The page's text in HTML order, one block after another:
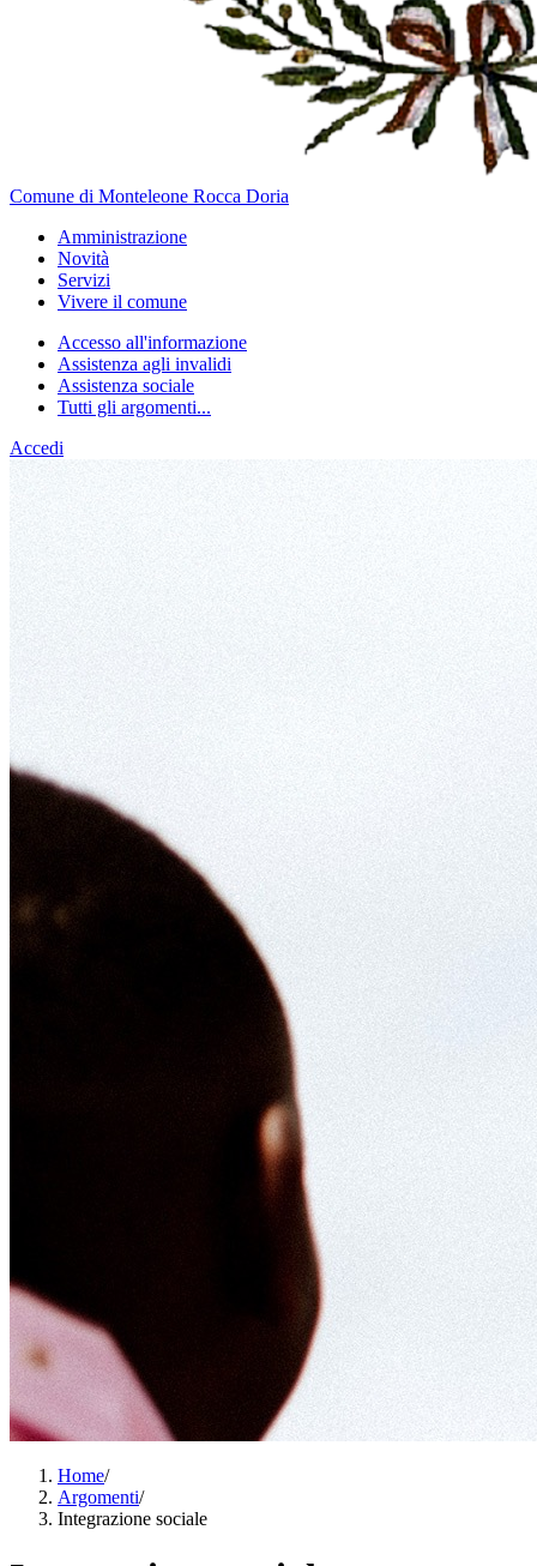
Comune di Monteleone Rocca Doria
Amministrazione
Novità
Servizi
Vivere il comune
Accesso all'informazione
Assistenza agli invalidi
Assistenza sociale
Tutti gli argomenti...
Accedi
Home/
Argomenti/
Integrazione sociale